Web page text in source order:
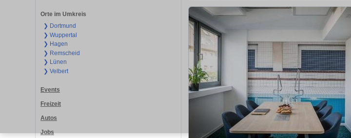
Orte im Umkreis
❯ Dortmund
❯ Wuppertal
❯ Hagen
❯ Remscheid
❯ Lünen
❯ Velbert
Events
Freizeit
Autos
Jobs